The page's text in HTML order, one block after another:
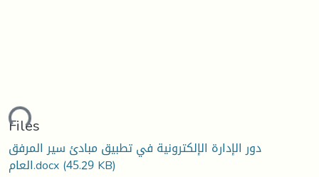
Files
دور الإدارة الإلكترونية في تطبيق مبادئ سير المرفق
العام.docx(45.29 KB)